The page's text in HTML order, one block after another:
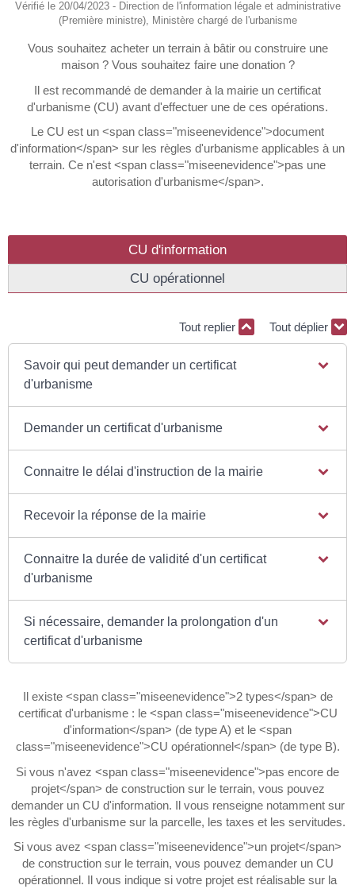
Vérifié le 20/04/2023 - Direction de l'information légale et administrative
(Première ministre), Ministère chargé de l'urbanisme
Vous souhaitez acheter un terrain à bâtir ou construire une
maison ? Vous souhaitez faire une donation ?
Il est recommandé de demander à la mairie un certificat
d'urbanisme (CU) avant d'effectuer une de ces opérations.
Le CU est un <span class="miseenevidence">document
d'information</span> sur les règles d'urbanisme applicables à un
terrain. Ce n'est <span class="miseenevidence">pas une
autorisation d'urbanisme</span>.
CU d'information
CU opérationnel
Tout replier Tout déplier
Savoir qui peut demander un certificat
d'urbanisme
Demander un certificat d'urbanisme
Connaitre le délai d'instruction de la mairie
Recevoir la réponse de la mairie
Connaitre la durée de validité d'un certificat
d'urbanisme
Si nécessaire, demander la prolongation d'un
certificat d'urbanisme
Il existe <span class="miseenevidence">2 types</span> de
certificat d'urbanisme : le <span class="miseenevidence">CU
d'information</span> (de type A) et le <span
class="miseenevidence">CU opérationnel</span> (de type B).
Si vous n'avez <span class="miseenevidence">pas encore de
projet</span> de construction sur le terrain, vous pouvez
demander un CU d'information. Il vous renseigne notamment sur
les règles d'urbanisme sur la parcelle, les taxes et les servitudes.
Si vous avez <span class="miseenevidence">un projet</span>
de construction sur le terrain, vous pouvez demander un CU
opérationnel. Il vous indique si votre projet est réalisable sur la